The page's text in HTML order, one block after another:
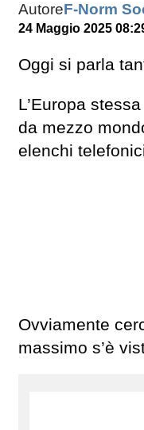
AutoreF-Norm
24 Maggio 2025
Oggi si parla
L’Europa
da mezzo
elenchi
Ovviamente
massimo s’è